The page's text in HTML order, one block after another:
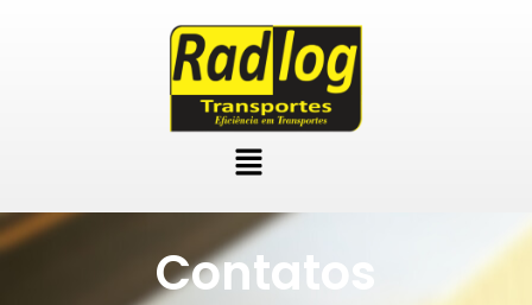
Menu
Contatos